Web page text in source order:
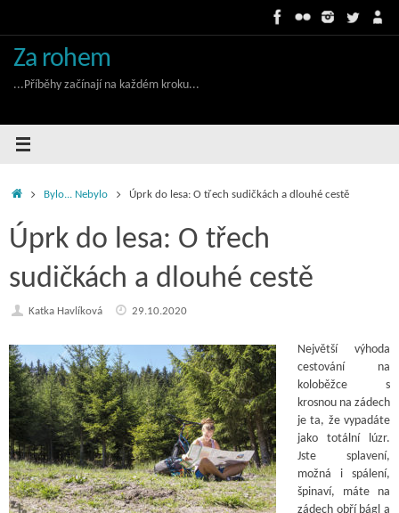
Za rohem
...Příběhy začínají na každém kroku...
HomeBylo... Nebylo Úprk do lesa: O třech sudičkách a dlouhé cestě
Úprk do lesa: O třech
sudičkách a dlouhé cestě
Katka Havlíková 29.10.2020
Největší výhoda
cestování na
koloběžce s
krosnou na zádech
je ta, že vypadáte
jako totální lúzr.
Jste splavení,
možná i spálení,
špinaví, máte na
zádech obří bágl a